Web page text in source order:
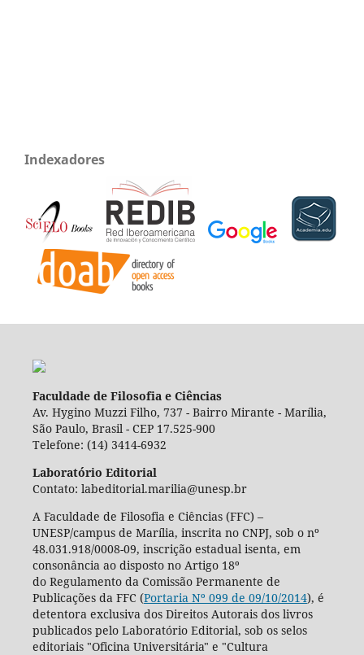
Indexadores
Faculdade de Filosofia e Ciências
Av. Hygino Muzzi Filho, 737 - Bairro Mirante - Marília,
São Paulo, Brasil - CEP 17.525-900
Telefone: (14) 3414-6932
Laboratório Editorial
Contato: labeditorial.marilia@unesp.br
A Faculdade de Filosofia e Ciências (FFC) –
UNESP/campus de Marília, inscrita no CNPJ, sob o nº
48.031.918/0008-09, inscrição estadual isenta, em
consonância ao disposto no Artigo 18º
do Regulamento da Comissão Permanente de
Publicações da FFC (Portaria Nº 099 de 09/10/2014), é
detentora exclusiva dos Direitos Autorais dos livros
publicados pelo Laboratório Editorial, sob os selos
editoriais "Oficina Universitária" e "Cultura